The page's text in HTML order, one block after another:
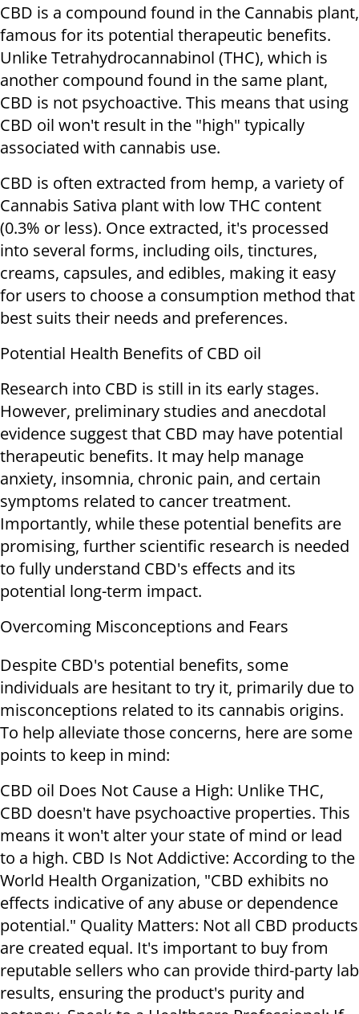
CBD is a compound found in the Cannabis plant,
famous for its potential therapeutic benefits.
Unlike Tetrahydrocannabinol (THC), which is
another compound found in the same plant,
CBD is not psychoactive. This means that using
CBD oil won't result in the "high" typically
associated with cannabis use.
CBD is often extracted from hemp, a variety of
Cannabis Sativa plant with low THC content
(0.3% or less). Once extracted, it's processed
into several forms, including oils, tinctures,
creams, capsules, and edibles, making it easy
for users to choose a consumption method that
best suits their needs and preferences.
Potential Health Benefits of CBD oil
Research into CBD is still in its early stages.
However, preliminary studies and anecdotal
evidence suggest that CBD may have potential
therapeutic benefits. It may help manage
anxiety, insomnia, chronic pain, and certain
symptoms related to cancer treatment.
Importantly, while these potential benefits are
promising, further scientific research is needed
to fully understand CBD's effects and its
potential long-term impact.
Overcoming Misconceptions and Fears
Despite CBD's potential benefits, some
individuals are hesitant to try it, primarily due to
misconceptions related to its cannabis origins.
To help alleviate those concerns, here are some
points to keep in mind:
CBD oil Does Not Cause a High: Unlike THC,
CBD doesn't have psychoactive properties. This
means it won't alter your state of mind or lead
to a high. CBD Is Not Addictive: According to the
World Health Organization, "CBD exhibits no
effects indicative of any abuse or dependence
potential." Quality Matters: Not all CBD products
are created equal. It's important to buy from
reputable sellers who can provide third-party lab
results, ensuring the product's purity and